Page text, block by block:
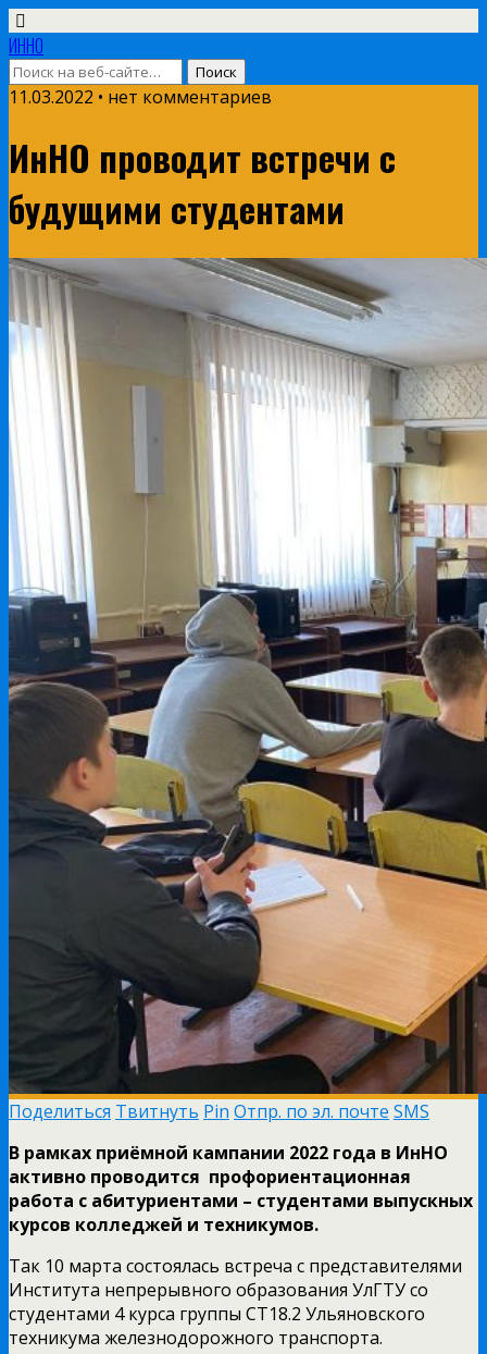
ИННО
11.03.2022 • нет комментариев
ИнНО проводит встречи с
будущими студентами
Поделиться Твитнуть Pin Отпр. по эл. почте SMS
В рамках приёмной кампании 2022 года в ИнНО
активно проводится профориентационная
работа с абитуриентами – студентами выпускных
курсов колледжей и техникумов.
Так 10 марта состоялась встреча с представителями
Института непрерывного образования УлГТУ со
студентами 4 курса группы СТ18.2 Ульяновского
техникума железнодорожного транспорта.